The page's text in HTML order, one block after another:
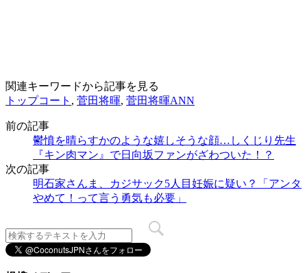
関連キーワードから記事を見る
トップコート , 菅田将暉, 菅田将暉ANN
前の記事
鬱憤を晴らすかのような嬉しそうな顔…しくじり先生
『キン肉マン』で日向坂ファンがざわついた！？
次の記事
明石家さんま、カジサック5人目妊娠に疑い？「アンタ
やめて！って言う勇気も必要」